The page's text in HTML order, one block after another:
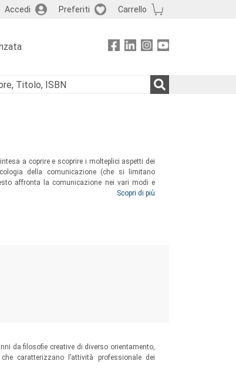
Accedi Preferiti Carrello
a coprire e scoprire i molteplici aspetti dei
della comunicazione (che si limitano
affronta la comunicazione nei vari modi e
setting clinico, dalla pubblicità all’arte, dal
Scopri di più
da filosofie creative di diverso orientamento,
caratterizzano l’attività professionale dei